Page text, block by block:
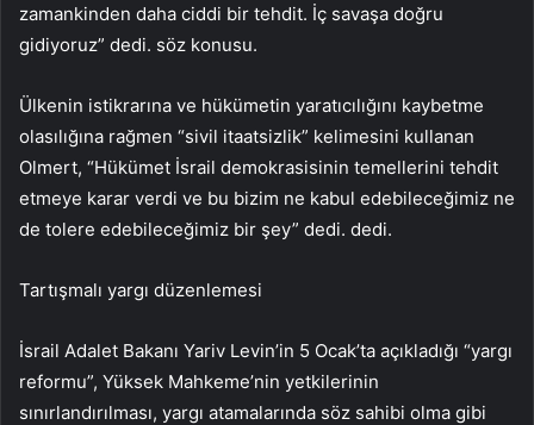
zamankinden daha ciddi bir tehdit. İç savaşa doğru
gidiyoruz” dedi. söz konusu.
Ülkenin istikrarına ve hükümetin yaratıcılığını kaybetme
olasılığına rağmen “sivil itaatsizlik” kelimesini kullanan
Olmert, “Hükümet İsrail demokrasisinin temellerini tehdit
etmeye karar verdi ve bu bizim ne kabul edebileceğimiz ne
de tolere edebileceğimiz bir şey” dedi. dedi.
Tartışmalı yargı düzenlemesi
İsrail Adalet Bakanı Yariv Levin’in 5 Ocak’ta açıkladığı “yargı
reformu”, Yüksek Mahkeme’nin yetkilerinin
sınırlandırılması, yargı atamalarında söz sahibi olma gibi